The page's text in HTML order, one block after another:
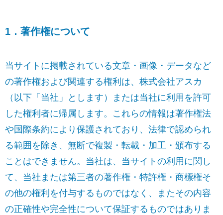
1．著作権について
当サイトに掲載されている文章・画像・データなど
の著作権および関連する権利は、株式会社アスカ
（以下「当社」とします）または当社に利用を許可
した権利者に帰属します。これらの情報は著作権法
や国際条約により保護されており、法律で認められ
る範囲を除き、無断で複製・転載・加工・頒布する
ことはできません。当社は、当サイトの利用に関し
て、当社または第三者の著作権・特許権・商標権そ
の他の権利を付与するものではなく、またその内容
の正確性や完全性について保証するものではありま